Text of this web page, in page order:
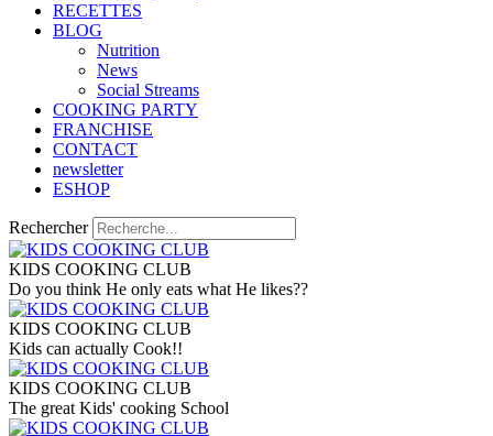
RECETTES
BLOG
Nutrition
Νews
Social Streams
COOKING PARTY
FRANCHISE
CONTACT
newsletter
ESHOP
Rechercher
KIDS COOKING CLUB
Do you think He only eats what He likes??
KIDS COOKING CLUB
Kids can actually Cook!!
KIDS COOKING CLUB
The great Kids' cooking School